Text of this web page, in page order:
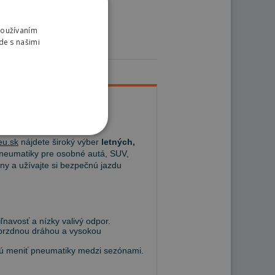
nájdete široký výber letných,
pre osobné autá, SUV,
a užívajte si bezpečnú jazdu
a nízky valivý odpor.
dráhou a vysokou
meniť pneumatiky medzi sezónami.
s našimi